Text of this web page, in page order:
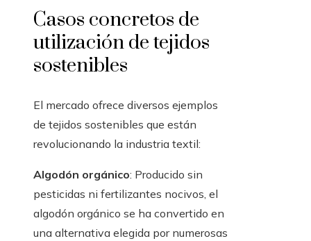
Casos concretos de
utilización de tejidos
sostenibles
El mercado ofrece diversos ejemplos
de tejidos sostenibles que están
revolucionando la industria textil:
Algodón orgánico: Producido sin
pesticidas ni fertilizantes nocivos, el
algodón orgánico se ha convertido en
una alternativa elegida por numerosas